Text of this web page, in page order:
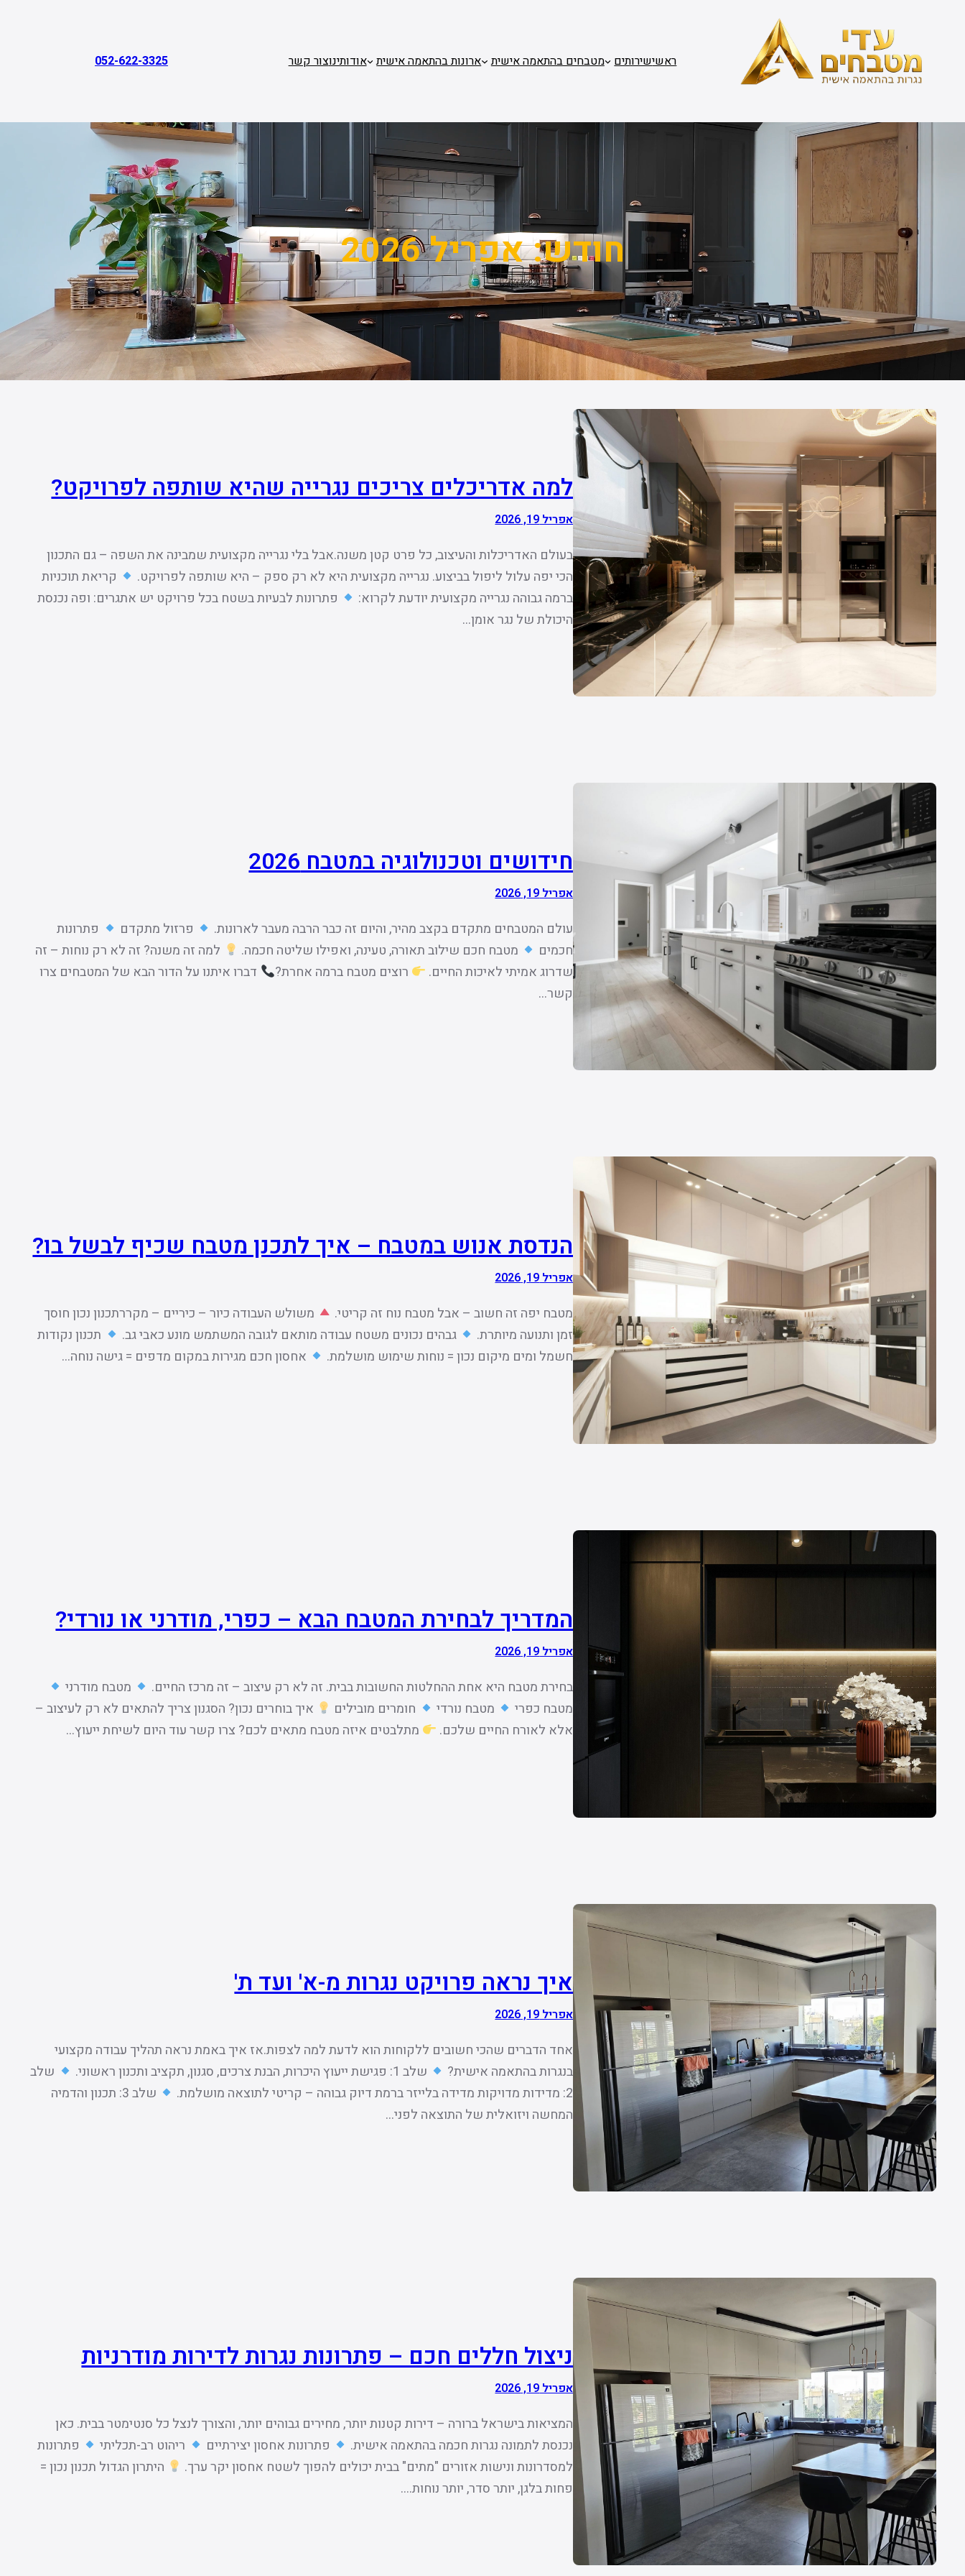
ראשישירותים מטבחים בהתאמה אישית ארונות בהתאמה אישית אודותינוצור קשר 052-622-3325
חודש:אפריל 2026
למה אדריכלים צריכים נגרייה שהיא שותפה לפרויקט?
אפריל 19, 2026
בעולם האדריכלות והעיצוב, כל פרט קטן משנה.אבל בלי נגרייה מקצועית שמבינה את השפה – גם התכנון
הכי יפה עלול ליפול בביצוע. נגרייה מקצועית היא לא רק ספק – היא שותפה לפרויקט.
קריאת תוכניות
ברמה גבוהה נגרייה מקצועית יודעת לקרוא:
פתרונות לבעיות בשטח בכל פרויקט יש אתגרים: ופה נכנסת
היכולת של נגר אומן…
חידושים וטכנולוגיה במטבח 2026
אפריל 19, 2026
עולם המטבחים מתקדם בקצב מהיר, והיום זה כבר הרבה מעבר לארונות. פרזול מתקדם
פתרונות
חכמים
מטבח חכם שילוב תאורה, טעינה, ואפילו שליטה חכמה.
למה זה משנה? זה לא רק נוחות – זה
שדרוג אמיתי לאיכות החיים.
רוצים מטבח ברמה אחרת?
דברו איתנו על הדור הבא של המטבחים צרו
קשר…
הנדסת אנוש במטבח – איך לתכנן מטבח שכיף לבשל בו?
אפריל 19, 2026
מטבח יפה זה חשוב – אבל מטבח נוח זה קריטי.
משולש העבודה כיור – כיריים – מקררתכנון נכון חוסך
זמן ותנועה מיותרת.
גבהים נכונים משטח עבודה מותאם לגובה המשתמש מונע כאבי גב.
תכנון נקודות
חשמל ומים מיקום נכון = נוחות שימוש מושלמת.
אחסון חכם מגירות במקום מדפים = גישה נוחה…
המדריך לבחירת המטבח הבא – כפרי, מודרני או נורדי?
אפריל 19, 2026
בחירת מטבח היא אחת ההחלטות החשובות בבית. זה לא רק עיצוב – זה מרכז החיים.
מטבח מודרני
מטבח כפרי
מטבח נורדי חומרים מובילים
איך בוחרים נכון? הסגנון צריך להתאים לא רק לעיצוב –
אלא לאורח החיים שלכם.
מתלבטים איזה מטבח מתאים לכם? צרו קשר עוד היום לשיחת ייעוץ…
איך נראה פרויקט נגרות מ-א' ועד ת'
אפריל 19, 2026
אחד הדברים שהכי חשובים ללקוחות הוא לדעת למה לצפות.אז איך באמת נראה תהליך עבודה מקצועי
בנגרות בהתאמה אישית?
שלב 1: פגישת ייעוץ היכרות, הבנת צרכים, סגנון, תקציב ותכנון ראשוני.
שלב
2: מדידות מדויקות מדידה בלייזר ברמת דיוק גבוהה – קריטי לתוצאה מושלמת.
שלב 3: תכנון והדמיה
המחשה ויזואלית של התוצאה לפני…
ניצול חללים חכם – פתרונות נגרות לדירות מודרניות
אפריל 19, 2026
המציאות בישראל ברורה – דירות קטנות יותר, מחירים גבוהים יותר, והצורך לנצל כל סנטימטר בבית. כאן
נכנסת לתמונה נגרות חכמה בהתאמה אישית.
פתרונות אחסון יצירתיים ריהוט רב-תכליתי
פתרונות
למסדרונות ונישות אזורים "מתים" בבית יכולים להפוך לשטח אחסון יקר ערך.
היתרון הגדול תכנון נכון =
פחות בלגן, יותר סדר, יותר נוחות.…